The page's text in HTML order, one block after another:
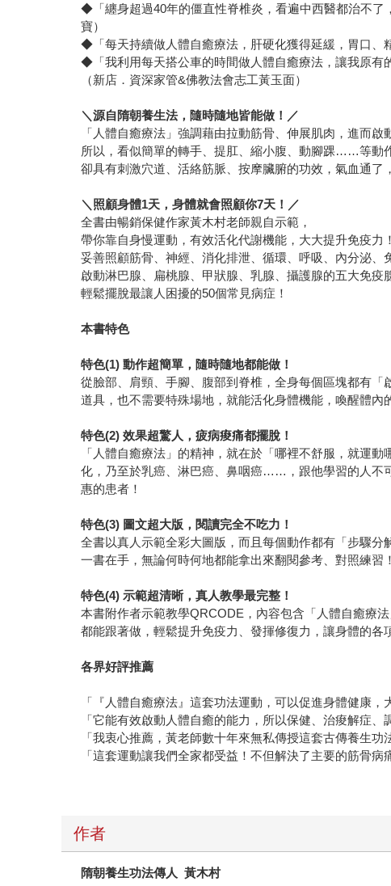
◆「纏身超過40年的僵直性脊椎炎，看遍中西醫都治不了
寶）
◆「每天持續做人體自癒療法，肝硬化獲得延緩，胃口、
◆「我利用每天搭公車的時間做人體自癒療法，讓我原有
（新店．資深家管&佛教法會志工黃玉面）
＼源自隋朝養生法，隨時隨地皆能做！／
「人體自癒療法」強調藉由拉動筋骨、伸展肌肉，進而啟
所以，看似簡單的轉手、提肛、縮小腹、動腳踝……等動
卻具有刺激穴道、活絡筋脈、按摩臟腑的功效，氣血通了
＼照顧身體1天，身體就會照顧你7天！／
全書由暢銷保健作家黃木村老師親自示範，
帶你靠自身慢運動，有效活化代謝機能，大大提升免疫力！
妥善照顧筋骨、神經、消化排泄、循環、呼吸、內分泌、
啟動淋巴腺、扁桃腺、甲狀腺、乳腺、攝護腺的五大免疫
輕鬆擺脫最讓人困擾的50個常見病症！
本書特色
特色(1) 動作超簡單，隨時隨地都能做！
從臉部、肩頸、手腳、腹部到脊椎，全身每個區塊都有
道具，也不需要特殊場地，就能活化身體機能，喚醒體內
特色(2) 效果超驚人，疲病痠痛都擺脫！
「人體自癒療法」的精神，就在於「哪裡不舒服，就運
化，乃至於乳癌、淋巴癌、鼻咽癌……，跟他學習的人不
惠的患者！
特色(3) 圖文超大版，閱讀完全不吃力！
全書以真人示範全彩大圖版，而且每個動作都有「步驟分
一書在手，無論何時何地都能拿出來翻閱參考、對照練習！
特色(4) 示範超清晰，真人教學最完整！
本書附作者示範教學QRCODE，內容包含「人體自癒療
都能跟著做，輕鬆提升免疫力、發揮修復力，讓身體的各
各界好評推薦
「『人體自癒療法』這套功法運動，可以促進身體健康
「它能有效啟動人體自癒的能力，所以保健、治痠解症
「我衷心推薦，黃老師數十年來無私傳授這套古傳養生
「這套運動讓我們全家都受益！不但解決了主要的筋骨
作者
隋朝養生功法傳人 黃木村